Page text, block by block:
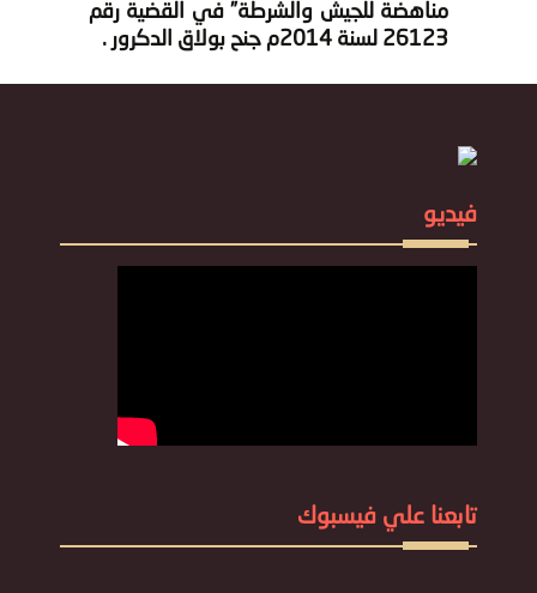
مناهضة للجيش والشرطة” في القضية رقم
26123 لسنة 2014م جنح بولاق الدكرور .
فيديو
تابعنا علي فيسبوك